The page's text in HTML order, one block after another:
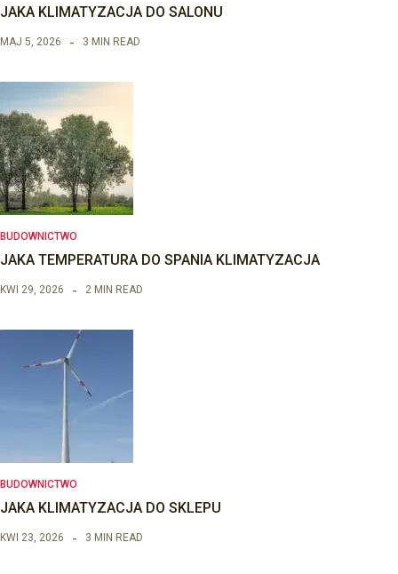
JAKA KLIMATYZACJA DO SALONU
MAJ 5, 2026 3 MIN READ
BUDOWNICTWO
JAKA TEMPERATURA DO SPANIA KLIMATYZACJA
KWI 29, 2026 2 MIN READ
BUDOWNICTWO
JAKA KLIMATYZACJA DO SKLEPU
KWI 23, 2026 3 MIN READ